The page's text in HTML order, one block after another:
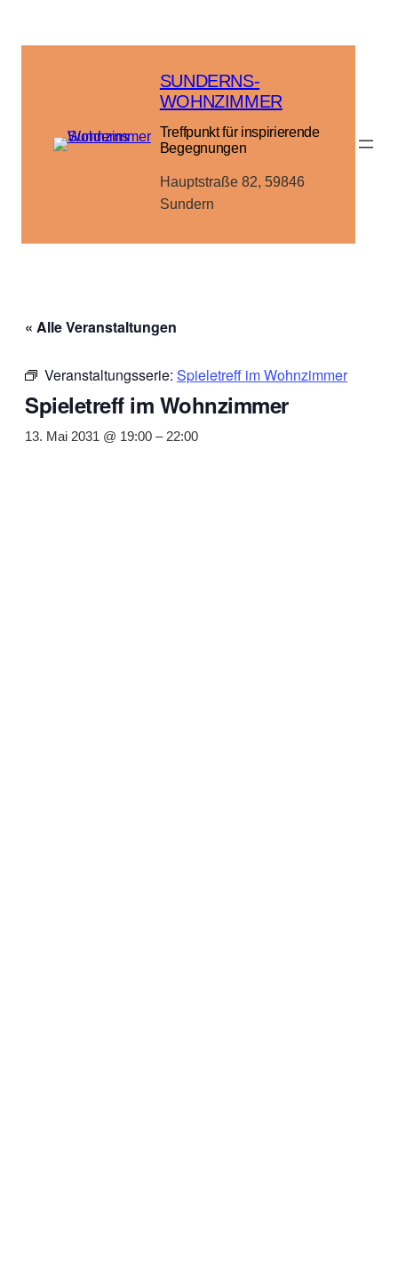
SUNDERNS-
WOHNZIMMER
Treffpunkt für inspirierende
Begegnungen
Hauptstraße 82, 59846
Sundern
« Alle Veranstaltungen
Veranstaltungsserie: Spieletreff im Wohnzimmer
Spieletreff im Wohnzimmer
13. Mai 2031 @ 19:00 – 22:00